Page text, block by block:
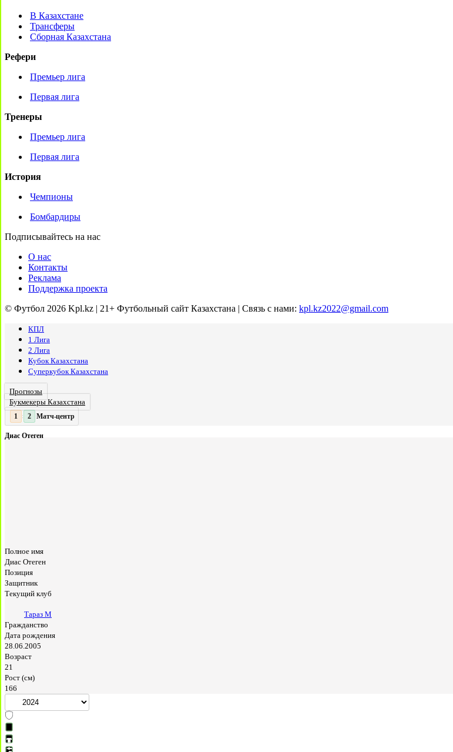
В Казахстане
Трансферы
Сборная Казахстана
Рефери
Премьер лига
Первая лига
Тренеры
Премьер лига
Первая лига
История
Чемпионы
Бомбардиры
Подписывайтесь на нас
О нас
Контакты
Реклама
Поддержка проекта
© Футбол 2026 Kpl.kz | 21+ Футбольный сайт Казахстана | Связь с нами: kpl.kz2022@gmail.com
КПЛ
1 Лига
2 Лига
Кубок Казахстана
Суперкубок Казахстана
Прогнозы
Букмекеры Казахстана
: 2 Матч-центр
Диас Отеген
Полное имя
Диас Отеген
Позиция
Защитник
Текущий клуб
Тараз М
Гражданство
Дата рождения
28.06.2005
Возраст
21
Рост (см)
166